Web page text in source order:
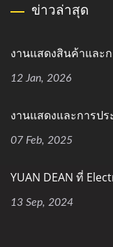
ข่าวล่าสุด
งานแสดงสินค้าและ
12 Jan, 2026
งานแสดงและการปร
07 Feb, 2025
YUAN DEAN ที่
13 Sep, 2024